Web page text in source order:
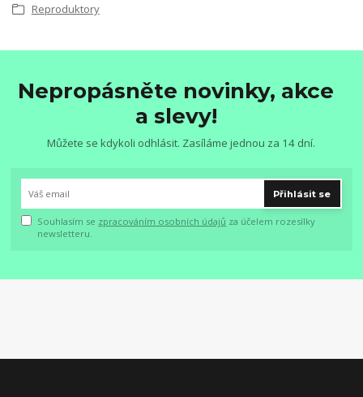
Reproduktory
Nepropásněte novinky, akce
a slevy!
Můžete se kdykoli odhlásit. Zasíláme jednou za 14 dní.
Přihlásit se
Souhlasím se zpracováním osobních údajů za účelem rozesílky
newsletteru.